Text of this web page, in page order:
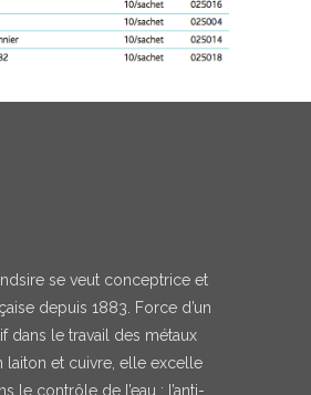
se veut conceptrice et
depuis 1883. Force d’un
dans le travail des métaux
laiton et cuivre, elle excelle
le contrôle de l’eau : l’anti-